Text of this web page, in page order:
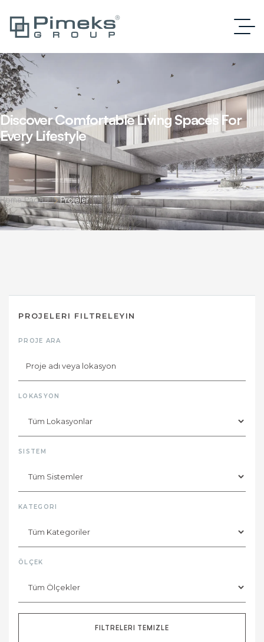
Discover Comfortable Living Spaces For
Every Lifestyle
Home Page 1 Projeler
PROJELERI FILTRELEYIN
PROJE ARA
LOKASYON
SISTEM
KATEGORI
ÖLÇEK
FILTRELERI TEMIZLE